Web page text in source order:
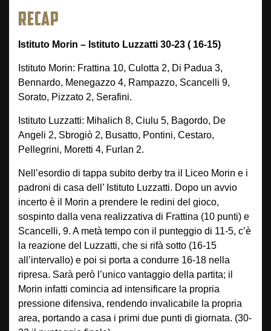
RECAP
Istituto Morin – Istituto Luzzatti 30-23 ( 16-15)
Istituto Morin: Frattina 10, Culotta 2, Di Padua 3,
Bennardo, Menegazzo 4, Rampazzo, Scancelli 9,
Sorato, Pizzato 2, Serafini.
Istituto Luzzatti: Mihalich 8, Ciulu 5, Bagordo, De
Angeli 2, Sbrogiò 2, Busatto, Pontini, Cestaro,
Pellegrini, Moretti 4, Furlan 2.
Nell’esordio di tappa subito derby tra il Liceo Morin e i
padroni di casa dell’ Istituto Luzzatti. Dopo un avvio
incerto è il Morin a prendere le redini del gioco,
sospinto dalla vena realizzativa di Frattina (10 punti) e
Scancelli, 9. A metà tempo con il punteggio di 11-5, c’è
la reazione del Luzzatti, che si rifà sotto (16-15
all’intervallo) e poi si porta a condurre 16-18 nella
ripresa. Sarà però l’unico vantaggio della partita; il
Morin infatti comincia ad intensificare la propria
pressione difensiva, rendendo invalicabile la propria
area, portando a casa i primi due punti di giornata. (30-